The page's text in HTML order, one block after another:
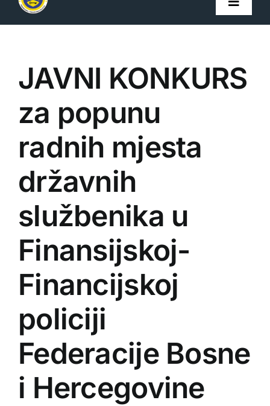
Toggle
O nama
LEGISLATIVA
ODNOSI S JAVNOŠĆU
Pravila privatnosti
KONTAKT
JAVNI KONKURS
za popunu
radnih mjesta
državnih
službenika u
Finansijskoj-
Financijskoj
policiji
Federacije Bosne
i Hercegovine